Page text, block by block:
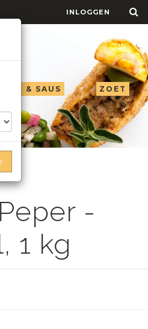
INLOGGEN
& SAUS ZOET
-
1 kg